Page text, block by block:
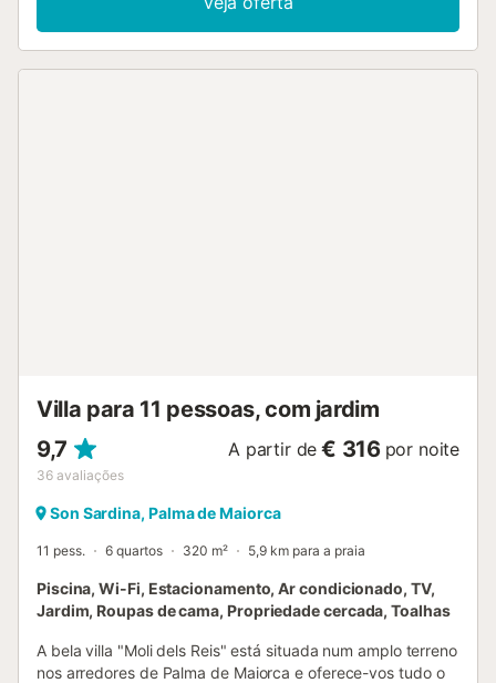
Villa para 11 pessoas, com jardim
9,7
36 avaliações
A partir de € 316 por noite
Son Sardina, Palma de Maiorca
11 pess. 6 quartos 320 m² 5,9 km para a praia
Piscina, Wi-Fi, Estacionamento, Ar condicionado, TV,
Jardim, Roupas de cama, Propriedade cercada, Toalhas
A bela villa "Moli dels Reis" está situada num amplo terreno
nos arredores de Palma de Maiorca e oferece-vos tudo o